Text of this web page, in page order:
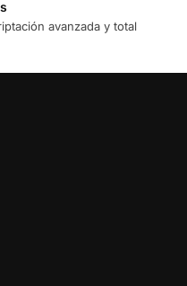
avanzada y total